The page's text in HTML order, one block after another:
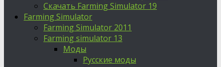
Скачать Farming Simulator 19
Farming Simulator
Farming Simulator 2011
Farming simulator 13
Моды
Русские моды